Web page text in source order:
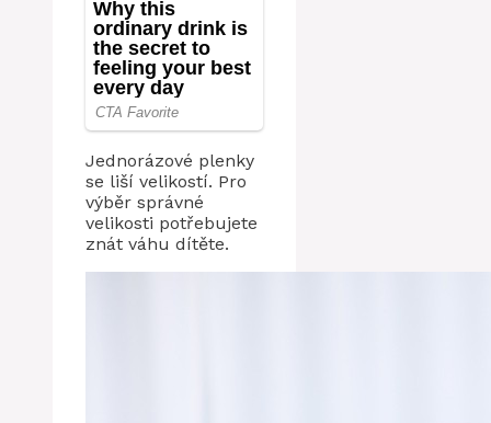
Jednorázové plenky
se liší velikostí. Pro
výběr správné
velikosti potřebujete
znát váhu dítěte.